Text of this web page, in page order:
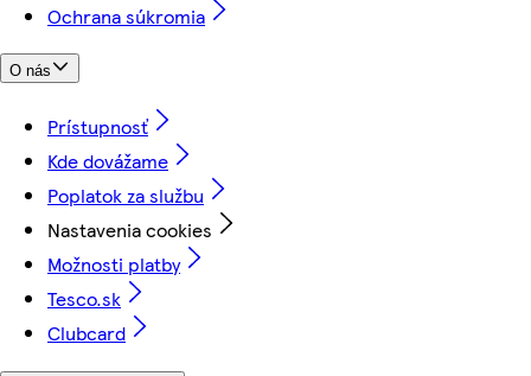
Ochrana súkromia
O nás
Prístupnosť
Kde dovážame
Poplatok za službu
Nastavenia cookies
Možnosti platby
Tesco.sk
Clubcard